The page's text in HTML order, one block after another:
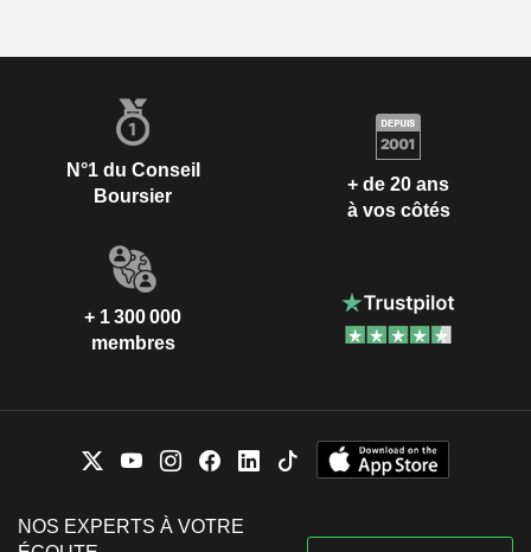
N°1 du Conseil
Boursier
+ de 20 ans
à vos côtés
+ 1 300 000
membres
NOS EXPERTS À VOTRE